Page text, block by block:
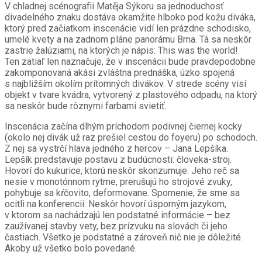
V chladnej scénografii Matěja Sýkoru sa jednoduchosť
divadelného znaku dostáva okamžite hlboko pod kožu diváka,
ktorý pred začiatkom inscenácie vidí len prázdne schodisko,
umelé kvety a na zadnom pláne panorámu Brna. Tá sa neskôr
zastrie žalúziami, na ktorých je nápis: This was the world!
Ten zatiaľ len naznačuje, že v inscenácii bude pravdepodobne
zakomponovaná akási zvláštna prednáška, úzko spojená
s najbližším okolím prítomných divákov. V strede scény visí
objekt v tvare kvádra, vytvorený z plastového odpadu, na ktorý
sa neskôr bude rôznymi farbami svietiť.
Inscenácia začína dlhým príchodom podivnej čiernej kocky
(okolo nej divák už raz prešiel cestou do foyeru) po schodoch.
Z nej sa vystrčí hlava jedného z hercov – Jana Lepšíka.
Lepšík predstavuje postavu z budúcnosti: človeka-stroj.
Hovorí do kukurice, ktorú neskôr skonzumuje. Jeho reč sa
nesie v monotónnom rytme, prerušujú ho strojové zvuky,
pohybuje sa kŕčovito, deformovane. Spomenie, že sme sa
ocitli na konferencii. Neskôr hovorí úsporným jazykom,
v ktorom sa nachádzajú len podstatné informácie – bez
zaužívanej stavby vety, bez prízvuku na slovách či jeho
častiach. Všetko je podstatné a zároveň nič nie je dôležité.
Akoby už všetko bolo povedané.